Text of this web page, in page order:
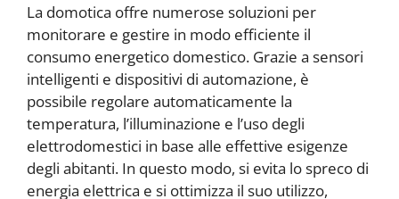
La domotica offre numerose soluzioni per
monitorare e gestire in modo efficiente il
consumo energetico domestico. Grazie a sensori
intelligenti e dispositivi di automazione, è
possibile regolare automaticamente la
temperatura, l’illuminazione e l’uso degli
elettrodomestici in base alle effettive esigenze
degli abitanti. In questo modo, si evita lo spreco di
energia elettrica e si ottimizza il suo utilizzo,